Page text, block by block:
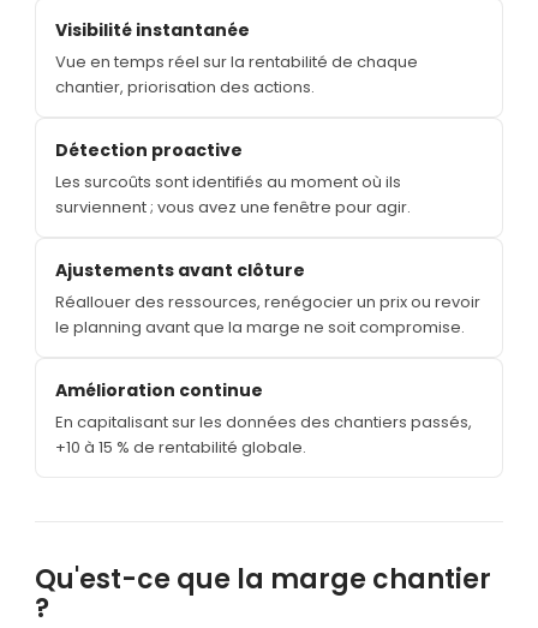
Visibilité instantanée
Vue en temps réel sur la rentabilité de chaque
chantier, priorisation des actions.
Détection proactive
Les surcoûts sont identifiés au moment où ils
surviennent ; vous avez une fenêtre pour agir.
Ajustements avant clôture
Réallouer des ressources, renégocier un prix ou revoir
le planning avant que la marge ne soit compromise.
Amélioration continue
En capitalisant sur les données des chantiers passés,
+10 à 15 % de rentabilité globale.
Qu'est-ce que la marge chantier
?